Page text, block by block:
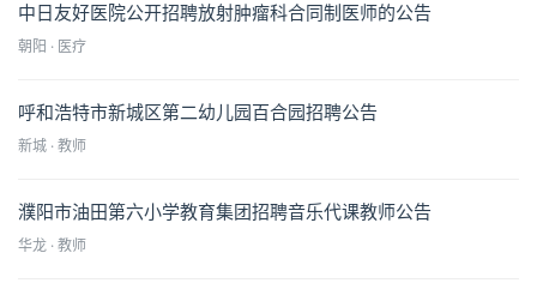
中日友好医院公开招聘放射肿瘤科合同制医师的公告
朝阳 · 医疗
呼和浩特市新城区第二幼儿园百合园招聘公告
新城 · 教师
濮阳市油田第六小学教育集团招聘音乐代课教师公告
华龙 · 教师